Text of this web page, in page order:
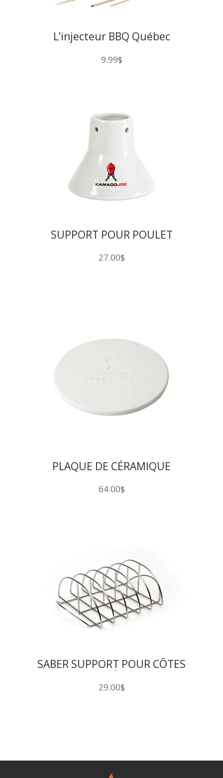
L’injecteur BBQ Québec
9.99$
SUPPORT POUR POULET
27.00$
PLAQUE DE CÉRAMIQUE
64.00$
SABER SUPPORT POUR CÔTES
29.00$